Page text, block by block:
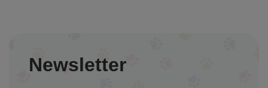
Newsletter